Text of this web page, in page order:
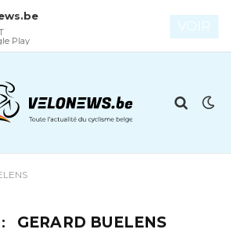
GERARD BUELENS
Play
VOIR